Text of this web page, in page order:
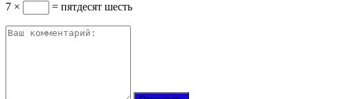
7 × = пятдесят шесть